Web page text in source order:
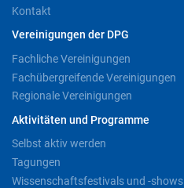
Kontakt
Vereinigungen der DPG
Fachliche Vereinigungen
Fachübergreifende Vereinigungen
Regionale Vereinigungen
Aktivitäten und Programme
Selbst aktiv werden
Tagungen
Wissenschaftsfestivals und -shows